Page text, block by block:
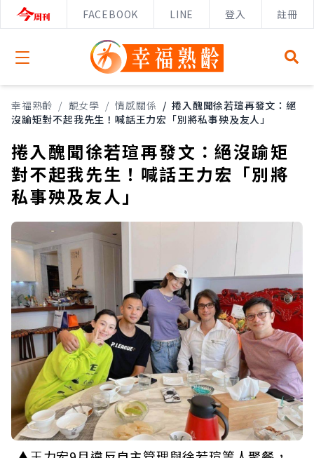
FACEBOOK LINE 登入 註冊
Open menu
幸福熟齡 / 靚女學 / 情感關係 / 捲入醜聞徐若瑄再發文：絕
沒踰矩對不起我先生！喊話王力宏「別將私事殃及友人」
捲入醜聞徐若瑄再發文：絕沒踰矩
對不起我先生！喊話王力宏「別將
私事殃及友人」